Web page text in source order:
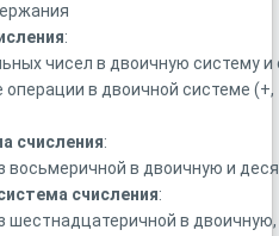
:
чисел в двоичную системуи
операции в двоичной системе (+,
счисления:
восьмеричной в двоичную и
счисления:
шестнадцатеричной в двоичную,